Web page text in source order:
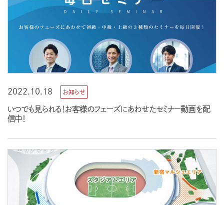
2022.10.18 お知らせ
いつでも見られる！お客様のフェーズにあわせたセミナー動画を配
信中！